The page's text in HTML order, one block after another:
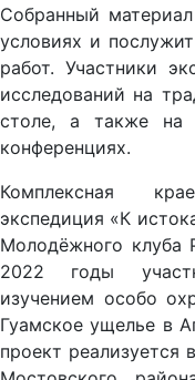
Собранный
условиях и
работ. Участники
исследований на
столе, а также на
конференциях.
Комплексная
экспедиция «К
Молодёжного клуба
2022 годы
изучением особо
Гуамское ущелье в
проект реализуется